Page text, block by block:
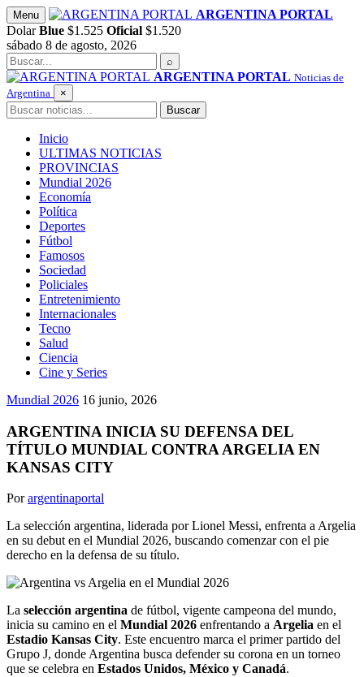
Saltar
al
contenido
Menu
ARGENTINA PORTAL
Dolar Blue $1.525 Oficial $1.520
sábado 8 de agosto, 2026
Buscar
⌕
ARGENTINA PORTAL Noticias de
Argentina
×
Buscar Buscar
Inicio
ULTIMAS NOTICIAS
PROVINCIAS
Mundial 2026
Economía
Política
Deportes
Fútbol
Famosos
Sociedad
Policiales
Entretenimiento
Internacionales
Tecno
Salud
Ciencia
Cine y Series
Mundial 2026 16 junio, 2026
ARGENTINA INICIA SU DEFENSA DEL
TÍTULO MUNDIAL CONTRA ARGELIA EN
KANSAS CITY
Porargentinaportal
La selección argentina, liderada por Lionel Messi, enfrenta a Argelia
en su debut en el Mundial 2026, buscando comenzar con el pie
derecho en la defensa de su título.
La selección argentina de fútbol, vigente campeona del mundo,
inicia su camino en el Mundial 2026 enfrentando a Argelia en el
Estadio Kansas City. Este encuentro marca el primer partido del
Grupo J, donde Argentina busca defender su corona en un torneo
que se celebra en Estados Unidos, México y Canadá.